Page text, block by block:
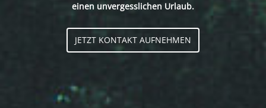
einen unvergesslichen Urlaub.
JETZT KONTAKT AUFNEHMEN